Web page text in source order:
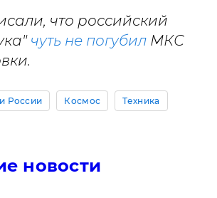
что российский
чуть не погубил МКС
России Космос Техника
новости